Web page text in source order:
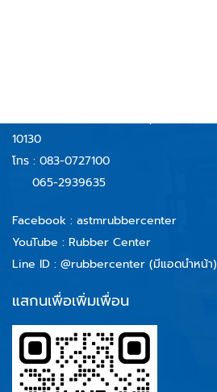
10130
โทร : 083-0727100
065-2939635
Facebook : astmrubbercenter
YouTube : Rubber Center
Line ID : @rubbercenter (มีแอดนำหน้า)
แสกนเพื่อเพิ่มเพื่อน